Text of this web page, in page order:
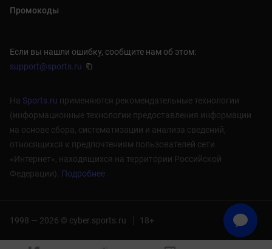
Промокоды
Если вы нашли ошибку, сообщите нам об этом:
support@sports.ru
На Sports.ru применяются рекомендательные технологии
(информационные технологии предоставления информации
на основе сбора, систематизации и анализа сведений,
относящихся к предпочтениям пользователей сети
«Интернет», находящихся на территории Российской
Федерации). Подробнее
1998 — 2026 © cyber.sports.ru 18+